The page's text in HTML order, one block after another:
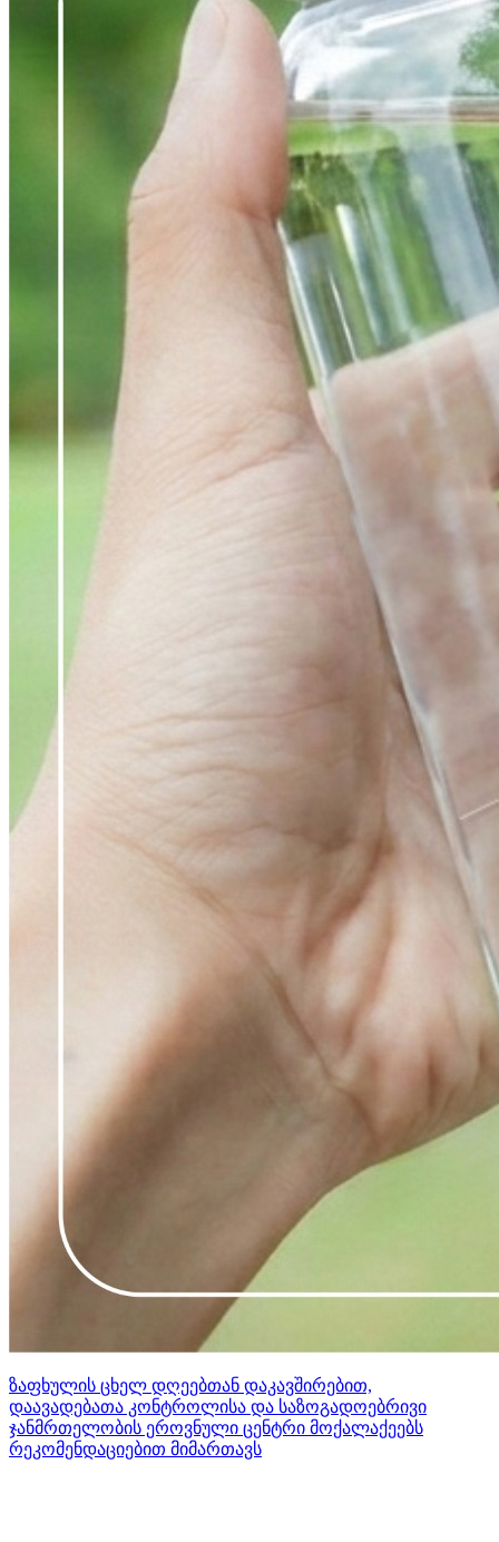
ზაფხულის ცხელ დღეებთან დაკავშირებით,
დაავადებათა კონტროლისა და საზოგადოებრივი
ჯანმრთელობის ეროვნული ცენტრი მოქალაქეებს
რეკომენდაციებით მიმართავს